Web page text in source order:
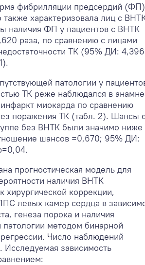
фибрилляции предсердий (ФП)
также характеризовала лиц с
наличия ФП у пациентов с ВНТК
раза, по сравнению с лицами
ТК (95% ДИ:
патологии у
ТК реже наблюдался в
миокарда по сравнению
поражения ТК (табл. 2). Шансы
без ВНТК были значимо ниже
шансов =0,670; 95% ДИ:
прогностическая модель для
наличия ВНТК
хирургической коррекции,
левых камер сердца в
генеза порока и наличия
патологии методом бинарной
Число наблюдений
Исследуемая зависимость